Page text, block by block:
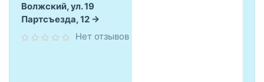
Волжский, ул. 19
Партсъезда, 12
Нет отзывов